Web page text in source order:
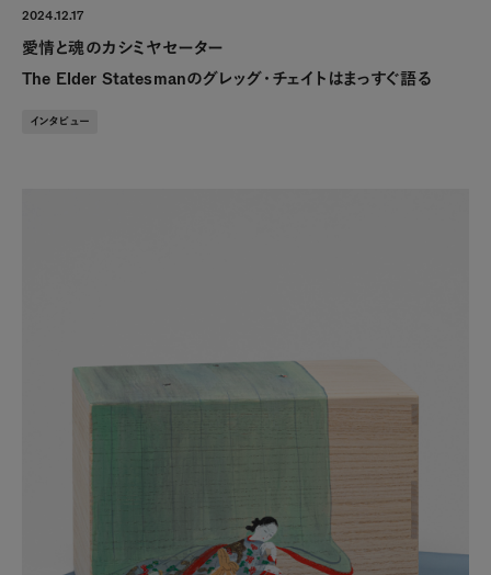
2024.12.17
愛情と魂のカシミヤセーター
The Elder Statesmanのグレッグ・チェイトはまっすぐ語る
インタビュー